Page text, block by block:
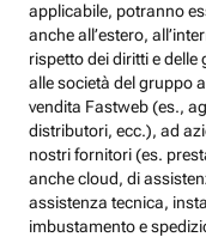
applicabile, potranno
anche all’estero,
rispetto dei diritti e
alle società del gruppo
vendita Fastweb (es.,
distributori, ecc.), ad
nostri fornitori (es.
anche cloud, di
assistenza tecnica,
imbustamento e